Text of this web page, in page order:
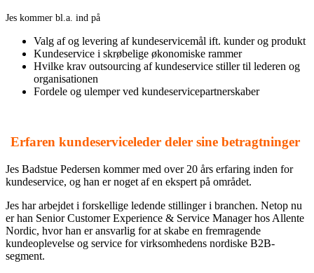
Jes kommer bl.a. ind på
Valg af og levering af kundeservicemål ift. kunder og produkt
Kundeservice i skrøbelige økonomiske rammer
Hvilke krav outsourcing af kundeservice stiller til lederen og
organisationen
Fordele og ulemper ved kundeservicepartnerskaber
Erfaren kundeserviceleder deler sine betragtninger
Jes Badstue Pedersen kommer med over 20 års erfaring inden for
kundeservice, og han er noget af en ekspert på området.
Jes har arbejdet i forskellige ledende stillinger i branchen. Netop nu
er han Senior Customer Experience & Service Manager hos Allente
Nordic, hvor han er ansvarlig for at skabe en fremragende
kundeoplevelse og service for virksomhedens nordiske B2B-
segment.